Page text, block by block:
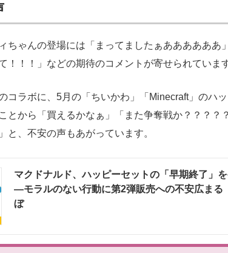
ちゃんの登場には「まってましたぁああああああ
！！！」などの期待のコメントが寄せられています
ラボに、5月の「ちいかわ」「Minecraft」のハ
とから「買えるかなぁ」「また争奪戦か？？？？
と、不安の声もあがっています。
マクドナルド、ハッピーセットの「早期終了
―モラルのない行動に第2弾販売への不安広まる
ぼ